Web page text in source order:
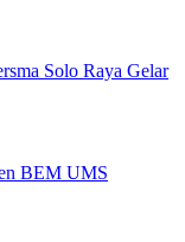
Solo Raya Gelar
BEM UMS